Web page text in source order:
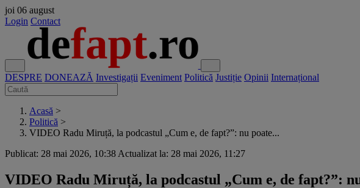
joi 06 august
Login Contact
DESPRE DONEAZĂ Investigații Eveniment Politică Justiție Opinii Internațional
Acasă >
Politică >
VIDEO Radu Miruță, la podcastul „Cum e, de fapt?”: nu poate...
Publicat: 28 mai 2026, 10:38 Actualizat la: 28 mai 2026, 11:27
VIDEO Radu Miruță, la podcastul „Cum e, de fapt?”: